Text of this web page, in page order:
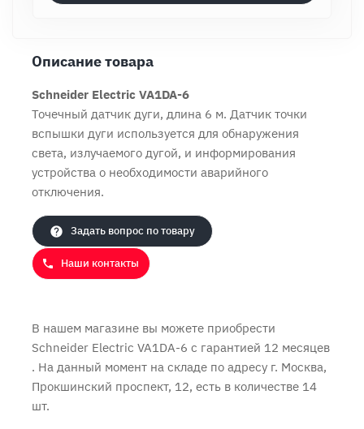
Описание товара
Schneider Electric VA1DA-6
Точечный датчик дуги, длина 6 м. Датчик точки
вспышки дуги используется для обнаружения
света, излучаемого дугой, и информирования
устройства о необходимости аварийного
отключения.
Задать вопрос по товару
Наши контакты
В нашем магазине вы можете приобрести
Schneider Electric VA1DA-6 с гарантией 12 месяцев
. На данный момент на складе по адресу г. Москва,
Прокшинский проспект, 12, есть в количестве 14
шт.
Продолжить покупки Оформить заказ